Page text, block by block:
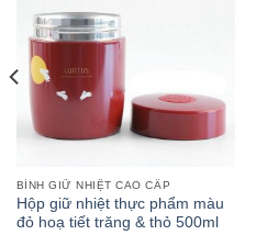
BÌNH GIỮ NHIỆT CAO CẤP
Hộp giữ nhiệt thực phẩm màu
đỏ hoạ tiết trăng & thỏ 500ml